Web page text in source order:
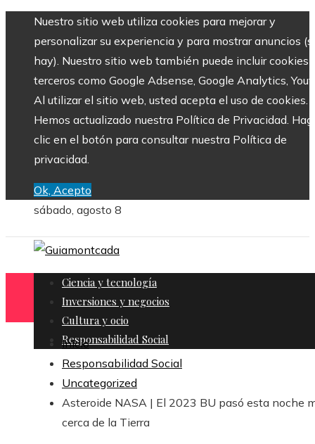
Nuestro sitio web utiliza cookies para mejorar y
personalizar su experiencia y para mostrar anuncios
hay). Nuestro sitio web también puede incluir cookies
terceros como Google Adsense, Google Analytics,
Al utilizar el sitio web, usted acepta el uso de cookies.
Hemos actualizado nuestra Política de Privacidad.
clic en el botón para consultar nuestra Política de
privacidad.
Ok, Acepto
sábado, agosto 8
Ciencia y tecnología
Inversiones y negocios
Cultura y ocio
Responsabilidad Social
Inicio
Responsabilidad Social
Uncategorized
Asteroide NASA | El 2023 BU pasó esta noche
cerca de la Tierra